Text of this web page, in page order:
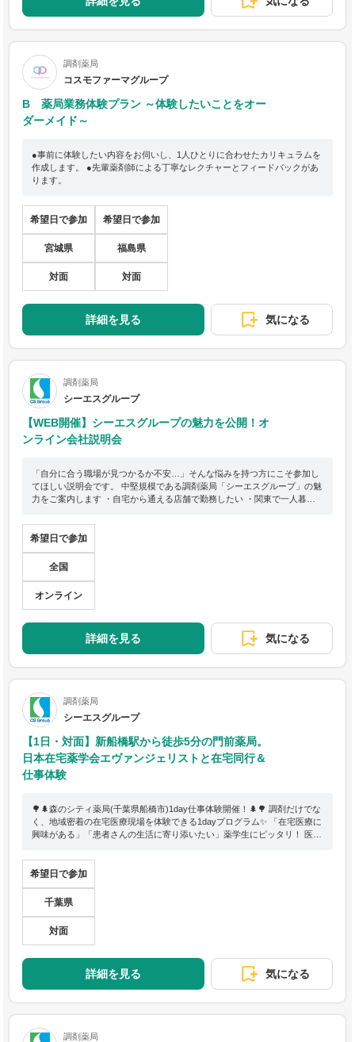
調剤薬局
コスモファーマグループ
B 薬局業務体験プラン ～体験したいことをオー
ダーメイド～
●事前に体験したい内容をお伺いし、1人ひとりに合わせたカリキュラムを
作成します。 ●先輩薬剤師による丁寧なレクチャーとフィードバックがあ
ります。
希望日で参加
宮城県
対面
希望日で参加
福島県
対面
詳細を見る 気になる
調剤薬局
シーエスグループ
【WEB開催】シーエスグループの魅力を公開！オ
ンライン会社説明会
「自分に合う職場が見つかるか不安…」そんな悩みを持つ方にこそ参加し
てほしい説明会です。 中堅規模である調剤薬局「シーエスグループ」の魅
力をご案内します ・自宅から通える店舗で勤務したい ・関東で一人暮ら
・ワークライフバランスの良い店舗で勤務したい 学生一人ひとりの希望に
合った店舗をご提案いたします Zoom使用。私服参加OK。 会社説明と、
しておりますが、質問が尽きたら終了の簡単、シンプルな説明会です。
希望日で参加
全国
オンライン
詳細を見る 気になる
調剤薬局
シーエスグループ
【1日・対面】新船橋駅から徒歩5分の門前薬局。
日本在宅薬学会エヴァンジェリストと在宅同行＆
仕事体験
🌳🌲森のシティ薬局(千葉県船橋市)1day仕事体験開催！🌲🌳 調剤だけでな
く、地域密着の在宅医療現場を体験できる1dayプログラム✨ 「在宅医療に
興味がある」「患者さんの生活に寄り添いたい」薬学生にピッタリ！ 医師
ます。 （※訪問診療は毎週金曜日開催。在宅体験は患者様の状況により内
容が変更になる場合があります） 調剤室見学や先輩薬剤師との座談会もあ
って、未来の薬剤師として視野を広げましょう！
希望日で参加
千葉県
対面
詳細を見る 気になる
調剤薬局